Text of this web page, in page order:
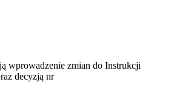
wprowadzenie zmian do Instrukcji
decyzją nr